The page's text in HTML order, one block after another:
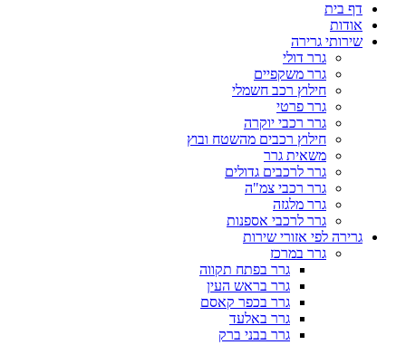
דף בית
אודות
שירותי גרירה
גרר דולי
גרר משקפיים
חילוץ רכב חשמלי
גרר פרטי
גרר רכבי יוקרה
חילוץ רכבים מהשטח ובוץ
משאית גרר
גרר לרכבים גדולים
גרר רכבי צמ"ה
גרר מלגזה
גרר לרכבי אספנות
גרירה לפי אזורי שירות
גרר במרכז
גרר בפתח תקווה
גרר בראש העין
גרר בכפר קאסם
גרר באלעד
גרר בבני ברק